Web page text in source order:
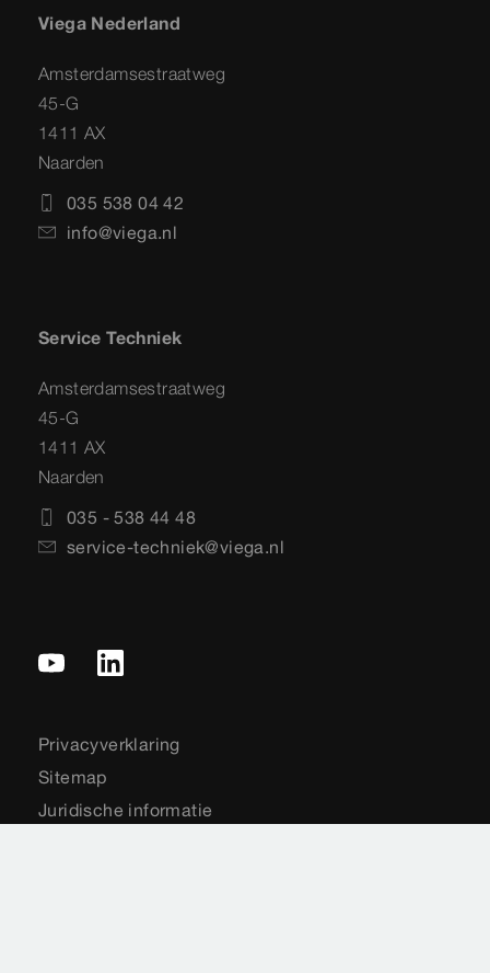
Viega Nederland
Amsterdamsestraatweg
45-G
1411 AX
Naarden
035 538 04 42
info@viega.nl
Service Techniek
Amsterdamsestraatweg
45-G
1411 AX
Naarden
035 - 538 44 48
service-techniek@viega.nl
Privacyverklaring
Sitemap
Juridische informatie